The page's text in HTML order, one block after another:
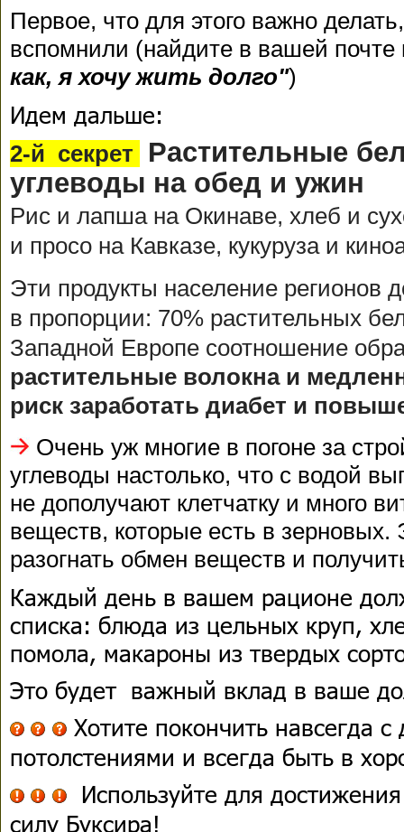
Первое, что для этого важно
вспомнили (найдите в вашей
как, я хочу жить долго")
Идем дальше:
2-й секрет
Растительные
углеводы на обед и ужин
Рис и лапша на Окинаве, хлеб и
и просо на Кавказе, кукуруза и
Эти продукты население регионов
в пропорции: 70% растительных
Западной Европе соотношение
растительные волокна и
риск заработать диабет и
Очень уж многие в погоне за
углеводы настолько, что с водой
не дополучают клетчатку и много
веществ, которые есть в зерновых.
разогнать обмен веществ и
Каждый день в вашем рационе
списка: блюда из цельных круп,
помола, макароны из твердых
Это будет важный вклад в ваше
Хотите покончить навсегда
потолстениями и всегда быть в
Используйте для
силу Буксира!